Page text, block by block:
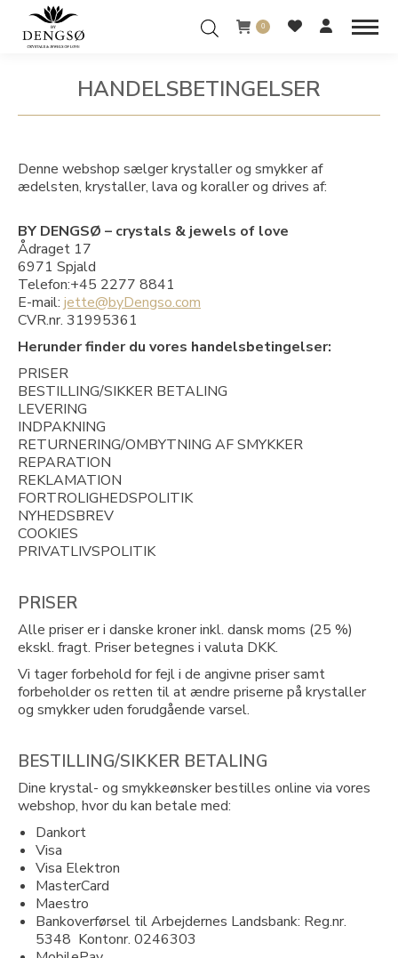
0
HANDELSBETINGELSER
You are here:
Denne webshop sælger krystaller og smykker af
ædelsten, krystaller, lava og koraller og drives af:
BY DENGSØ – crystals & jewels of love
Ådraget 17
6971 Spjald
Telefon:+45 2277 8841
E-mail: jette@byDengso.com
CVR.nr. 31995361
Herunder finder du vores handelsbetingelser:
PRISER
BESTILLING/SIKKER BETALING
LEVERING
INDPAKNING
RETURNERING/OMBYTNING AF SMYKKER
REPARATION
REKLAMATION
FORTROLIGHEDSPOLITIK
NYHEDSBREV
COOKIES
PRIVATLIVSPOLITIK
PRISER
Alle priser er i danske kroner inkl. dansk moms (25 %)
ekskl. fragt. Priser betegnes i valuta DKK.
Vi tager forbehold for fejl i de angivne priser samt
forbeholder os retten til at ændre priserne på krystaller
og smykker uden forudgående varsel.
BESTILLING/SIKKER BETALING
Dine krystal- og smykkeønsker bestilles online via vores
webshop, hvor du kan betale med:
Dankort
Visa
Visa Elektron
MasterCard
Maestro
Bankoverførsel til Arbejdernes Landsbank: Reg.nr.
5348 Kontonr. 0246303